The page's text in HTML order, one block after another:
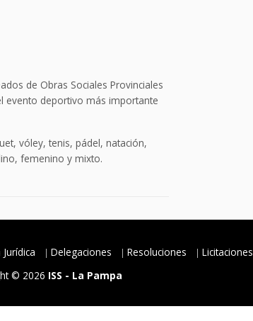
de Obras Sociales Provinciales
evento deportivo más importante
vóley, tenis, pádel, natación,
femenino y mixto.
Delegaciones Resoluciones Licitaciones
© 2026 ISS - La Pampa